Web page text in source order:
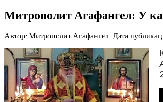
Митрополит Агафангел: У
Автор: Митрополит Агафангел. Дата